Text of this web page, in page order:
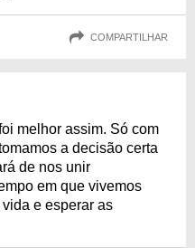
COMPARTILHAR
melhor assim. Só com
a decisão certa
de nos unir
em que vivemos
e esperar as